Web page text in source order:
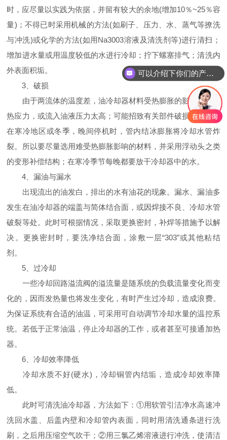
时，应尽量以实践为依据，并留有较大的余地(增加10％~25％容
量)；不得已时采用机械的方法(如刷子、压力、水、蒸气等撩洗
与冲洗)或化学的方法(如用Na3003溶液及清洗剂等)进行清扫；
增加进水量或用温度较低的水进行冷却；拧下螺塞排气；清洗内
外表面积垢。
3、破损
由于两流体的温度差，油冷却器材料受热膨胀的影响，产生
热应力，或流入油液压力太高；可能招致有关部件破损。另外，
在寒冷地区或冬季，晚间停机时，管内结冰膨胀将冷却水管炸
裂。所以要尽量选用难受热膨胀影响的材料，并采用浮动头之类
的变形补偿结构；在寒冷季节每晚都要放干冷却器中的水。
4、漏油与漏水
出现流出的油发白，排出的水有油花的现象。漏水、漏油多
发生在油冷却器的端盖与简体结合面，或因焊接不良、冷却水管
破裂等处。此时可根据情况，采取更换密封，补焊等措施予以解
决。更换密封时，要洗净结合面，涂敷一层“303”或其他粘结
剂。
5、过冷却
一些冷却回路溢流阀的溢流量是随系统的负载流量变化而变
化的，因而发热量也将发生变化，有时产生过冷却，造成浪费。
为保证系统有合适的油温，可采用可自动调节冷却水量的温控系
统。若低于正常油温，停止冷却器的工作，或者甚至可接通加热
器。
6、冷却效率降低
冷却水质不好(硬水)，冷却铜管内结垢，造成冷却效率降
低。
此时可清洗油冷却器，方法如下：①用软管引洁净水高速冲
洗回水盖、后盖内壁和冷却管内表面，同时用清洗通条进行洗
刷，之后用压缩空气吹干；②用三氯乙烯溶液进行冲洗，使清洁
可以介绍下你们的产品么
你们是怎么收费的呢